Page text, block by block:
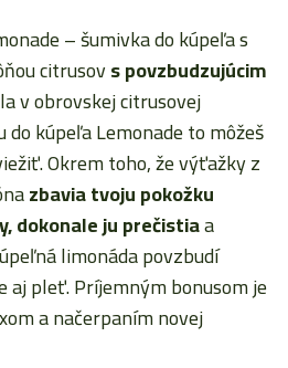
– šumivka do kúpeľa s
citrusovs povzbudzujúcim
v obrovskej citrusovej
do kúpeľa Lemonade to môžeš
Okrem toho, že výťažky z
zbavia tvoju pokožku
dokonale ju prečistiaa
limonáda povzbudí
aj pleť. Príjemným bonusom je
a načerpaním novej